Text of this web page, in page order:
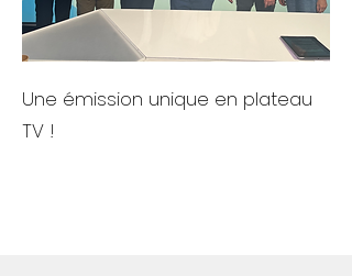
Une émission unique en plateau
TV !